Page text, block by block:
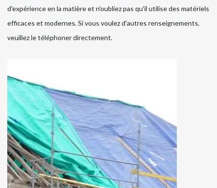
d'expérience en la matière et n'oubliez pas qu'il utilise des matériels
efficaces et modernes. Si vous voulez d'autres renseignements,
veuillez le téléphoner directement.